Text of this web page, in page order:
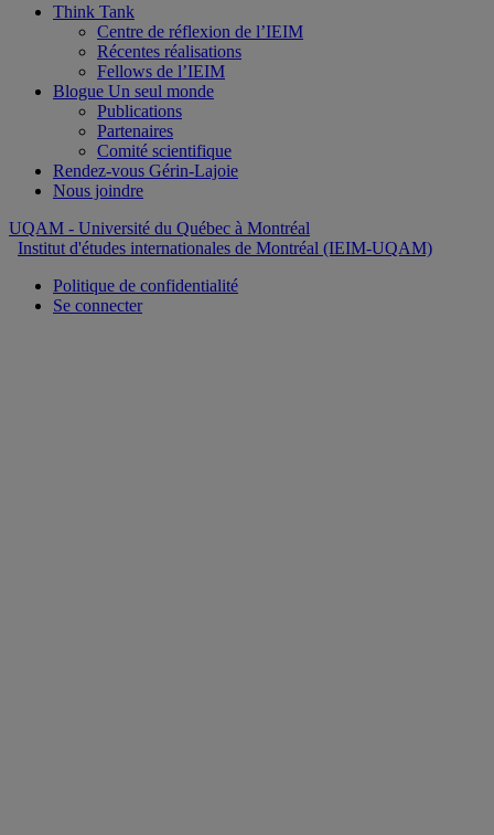
Think Tank
Centre de réflexion de l’IEIM
Récentes réalisations
Fellows de l’IEIM
Blogue Un seul monde
Publications
Partenaires
Comité scientifique
Rendez-vous Gérin-Lajoie
Nous joindre
UQAM - Université du Québec à Montréal
Institut d'études internationales de Montréal (IEIM-UQAM)
Politique de confidentialité
Se connecter